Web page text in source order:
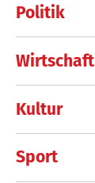
Politik
Wirtschaft
Kultur
Sport